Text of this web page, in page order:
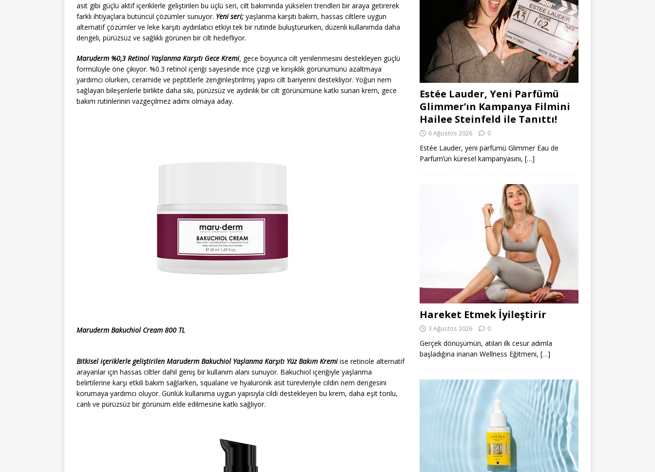
asit gibi güçlü aktif içeriklerle geliştirilen bu üçlü seri, cilt bakımında yükselen trendleri bir araya getirerek
farklı ihtiyaçlara bütüncül çözümler sunuyor. Yeni seri; yaşlanma karşıtı bakım, hassas ciltlere uygun
alternatif çözümler ve leke karşıtı aydınlatıcı etkiyi tek bir rutinde buluştururken, düzenli kullanımda daha
dengeli, pürüzsüz ve sağlıklı görünen bir cilt hedefliyor.
Maruderm %0,3 Retinol Yaşlanma Karşıtı Gece Kremi, gece boyunca cilt yenilenmesini destekleyen güçlü
formülüyle öne çıkıyor. %0.3 retinol içeriği sayesinde ince çizgi ve kırışıklık görünümünü azaltmaya
yardımcı olurken, ceramide ve peptitlerle zenginleştirilmiş yapısı cilt bariyerini destekliyor. Yoğun nem
sağlayan bileşenlerle birlikte daha sıkı, pürüzsüz ve aydınlık bir cilt görünümüne katkı sunan krem, gece
bakım rutinlerinin vazgeçilmez adımı olmaya aday.
Maruderm Bakuchiol Cream 800 TL
Bitkisel içeriklerle geliştirilen Maruderm Bakuchiol Yaşlanma Karşıtı Yüz Bakım Kremiise retinole alternatif
arayanlar için hassas ciltler dahil geniş bir kullanım alanı sunuyor. Bakuchiol içeriğiyle yaşlanma
belirtilerine karşı etkili bakım sağlarken, squalane ve hyaluronik asit türevleriyle cildin nem dengesini
korumaya yardımcı oluyor. Günlük kullanıma uygun yapısıyla cildi destekleyen bu krem, daha eşit tonlu,
canlı ve pürüzsüz bir görünüm elde edilmesine katkı sağlıyor.
Estée Lauder, Yeni Parfümü
Glimmer’ın Kampanya Filmini
Hailee Steinfeld ile Tanıttı!
6 Ağustos 2026 0
Estée Lauder, yeni parfümü Glimmer Eau de
Parfum’ün küresel kampanyasını, […]
Hareket Etmek İyileştirir
3 Ağustos 2026 0
Gerçek dönüşümün, atılan ilk cesur adımla
başladığına inanan Wellness Eğitmeni, […]